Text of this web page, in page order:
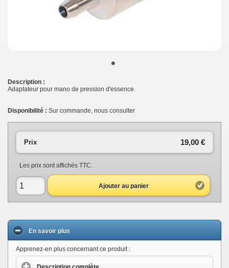
•
Description :
Adaptateur pour mano de pression d'essence.
Disponibilité : Sur commande, nous consulter
19,00 €
Prix
Les prix sont affichés TTC.
Ajouter au panier
En savoir plus
Apprenez-en plus concernant ce produit :